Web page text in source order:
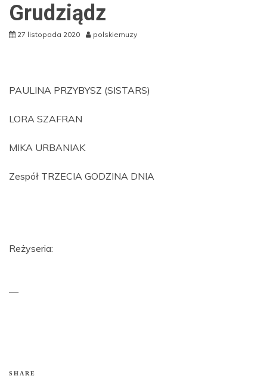
Grudziądz
27 listopada 2020 polskiemuzy
PAULINA PRZYBYSZ (SISTARS)
LORA SZAFRAN
MIKA URBANIAK
Zespół TRZECIA GODZINA DNIA
Reżyseria:
—
SHARE